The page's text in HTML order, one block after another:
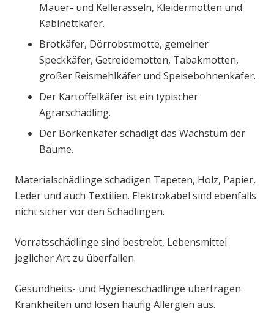
Mauer- und Kellerasseln, Kleidermotten und
Kabinettkäfer.
Brotkäfer, Dörrobstmotte, gemeiner
Speckkäfer, Getreidemotten, Tabakmotten,
großer Reismehlkäfer und Speisebohnenkäfer.
Der Kartoffelkäfer ist ein typischer
Agrarschädling.
Der Borkenkäfer schädigt das Wachstum der
Bäume.
Materialschädlinge schädigen Tapeten, Holz, Papier,
Leder und auch Textilien. Elektrokabel sind ebenfalls
nicht sicher vor den Schädlingen.
Vorratsschädlinge sind bestrebt, Lebensmittel
jeglicher Art zu überfallen.
Gesundheits- und Hygieneschädlinge übertragen
Krankheiten und lösen häufig Allergien aus.